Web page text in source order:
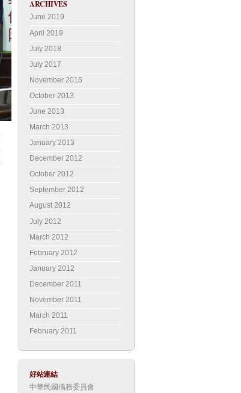
ARCHIVES
June 2019
April 2019
July 2018
July 2017
November 2015
October 2013
June 2013
March 2013
January 2013
December 2012
October 2012
September 2012
August 2012
July 2012
March 2012
February 2012
January 2012
December 2011
November 2011
March 2011
February 2011
好站連結
中華民國僑務委員會